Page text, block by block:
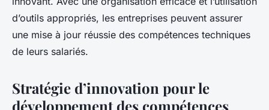
d’outils appropriés, les entreprises peuvent assurer
une mise à jour réussie des compétences techniques
de leurs salariés.
Stratégie d’innovation pour le
développement des compétences